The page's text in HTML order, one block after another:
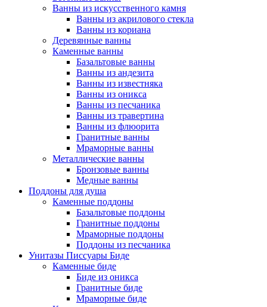
Ванны из искусственного камня
Ванны из акрилового стекла
Ванны из кориана
Деревянные ванны
Каменные ванны
Базальтовые ванны
Ванны из андезита
Ванны из известняка
Ванны из оникса
Ванны из песчаника
Ванны из травертина
Ванны из флюорита
Гранитные ванны
Мраморные ванны
Металлические ванны
Бронзовые ванны
Медные ванны
Поддоны для душа
Каменные поддоны
Базальтовые поддоны
Гранитные поддоны
Мраморные поддоны
Поддоны из песчаника
Унитазы Писсуары Биде
Каменные биде
Биде из оникса
Гранитные биде
Мраморные биде